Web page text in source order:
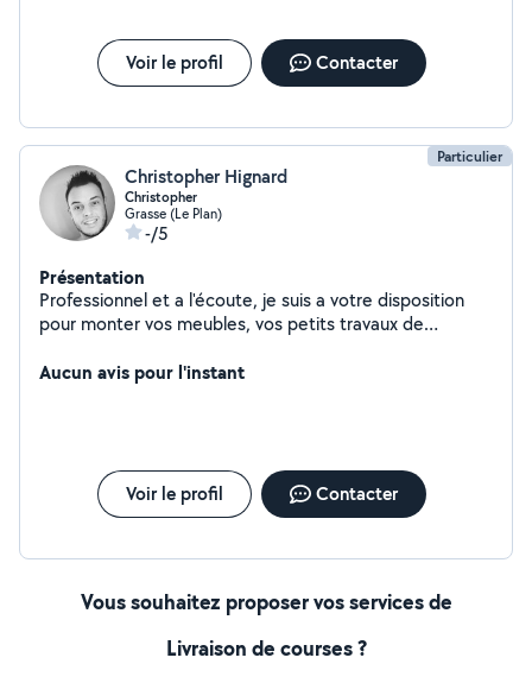
Voir le profil Contacter
Particulier
Christopher Hignard
Christopher
Grasse (Le Plan)
-/5
Présentation
Professionnel et a l'écoute, je suis a votre disposition
pour monter vos meubles, vos petits travaux de
N'hésitez pas à me contacter.
Aucun avis pour l'instant
Voir le profil Contacter
Vous souhaitez proposer vos services de
Livraison de courses ?